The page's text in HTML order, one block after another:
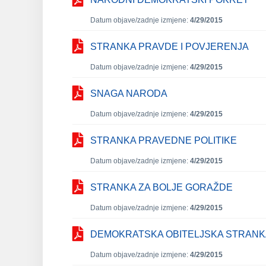
Datum objave/zadnje izmjene: 4/29/2015
STRANKA PRAVDE I POVJERENJA
Datum objave/zadnje izmjene: 4/29/2015
SNAGA NARODA
Datum objave/zadnje izmjene: 4/29/2015
STRANKA PRAVEDNE POLITIKE
Datum objave/zadnje izmjene: 4/29/2015
STRANKA ZA BOLJE GORAŽDE
Datum objave/zadnje izmjene: 4/29/2015
DEMOKRATSKA OBITELJSKA
Datum objave/zadnje izmjene: 4/29/2015